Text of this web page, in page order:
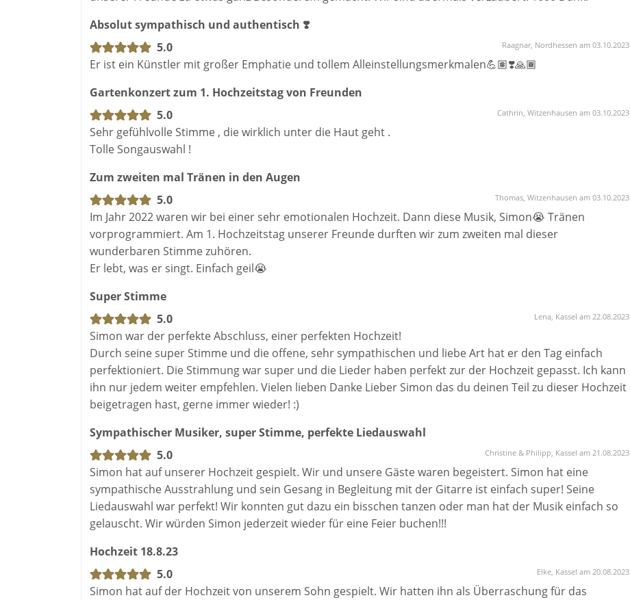
4. Philipp Poisel – Ich und Du
Mein Vollständiges Repertoire erhaltet Ihr auf Anfrage.
Absolut sympathisch und authentisch ❣️
5.0
Raagnar, Nordhessen am 03.10.2023
Er ist ein Künstler mit großer Emphatie und tollem Alleinstellungsmerkmalen💪🏽❣️🙏🏾
Gartenkonzert zum 1. Hochzeitstag von Freunden
5.0
Cathrin, Witzenhausen am 03.10.2023
Sehr gefühlvolle Stimme , die wirklich unter die Haut geht .
Tolle Songauswahl !
Zum zweiten mal Tränen in den Augen
5.0
Thomas, Witzenhausen am 03.10.2023
Im Jahr 2022 waren wir bei einer sehr emotionalen Hochzeit. Dann diese Musik, Simon😭 Tränen
vorprogrammiert. Am 1. Hochzeitstag unserer Freunde durften wir zum zweiten mal dieser
wunderbaren Stimme zuhören.
Er lebt, was er singt. Einfach geil😭
Super Stimme
5.0
Lena, Kassel am 22.08.2023
Simon war der perfekte Abschluss, einer perfekten Hochzeit!
Durch seine super Stimme und die offene, sehr sympathischen und liebe Art hat er den Tag einfach
perfektioniert. Die Stimmung war super und die Lieder haben perfekt zur der Hochzeit gepasst. Ich kann
ihn nur jedem weiter empfehlen. Vielen lieben Danke Lieber Simon das du deinen Teil zu dieser Hochzeit
beigetragen hast, gerne immer wieder! :)
Sympathischer Musiker, super Stimme, perfekte Liedauswahl
5.0
Christine & Philipp, Kassel am 21.08.2023
Simon hat auf unserer Hochzeit gespielt. Wir und unsere Gäste waren begeistert. Simon hat eine
sympathische Ausstrahlung und sein Gesang in Begleitung mit der Gitarre ist einfach super! Seine
Liedauswahl war perfekt! Wir konnten gut dazu ein bisschen tanzen oder man hat der Musik einfach so
gelauscht. Wir würden Simon jederzeit wieder für eine Feier buchen!!!
Hochzeit 18.8.23
5.0
Elke, Kassel am 20.08.2023
Simon hat auf der Hochzeit von unserem Sohn gespielt. Wir hatten ihn als Überraschung für das